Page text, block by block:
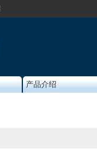
产品介绍